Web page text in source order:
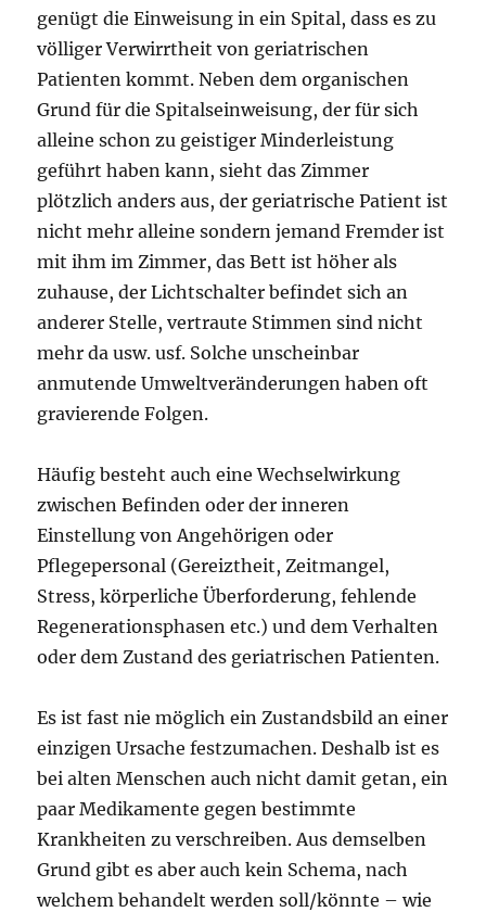
genügt die Einweisung in ein Spital, dass es zu
völliger Verwirrtheit von geriatrischen
Patienten kommt. Neben dem organischen
Grund für die Spitalseinweisung, der für sich
alleine schon zu geisti­ger Minderleistung
geführt haben kann, sieht das Zimmer
plötzlich anders aus, der geriatrische Patient ist
nicht mehr alleine sondern jemand Fremder ist
mit ihm im Zimmer, das Bett ist höher als
zuhause, der Lichtschalter befindet sich an
anderer Stelle, vertraute Stimmen sind nicht
mehr da usw. usf. Solche unscheinbar
anmutende Umweltverän­derungen haben oft
gravierende Folgen.
Häufig besteht auch eine Wechselwirkung
zwischen Befinden oder der inneren
Einstellung von Ange­hörigen oder
Pflegepersonal (Gereiztheit, Zeitmangel,
Stress, körperliche Überforderung, fehlende
Regenerationsphasen etc.) und dem Verhalten
oder dem Zustand des geriatrischen Patienten.
Es ist fast nie möglich ein Zustandsbild an einer
einzigen Ursache festzumachen. Deshalb ist es
bei alten Menschen auch nicht damit getan, ein
paar Medikamente gegen bestimmte
Krankheiten zu verschreiben. Aus demselben
Grund gibt es aber auch kein Schema, nach
welchem behandelt werden soll/könnte – wie